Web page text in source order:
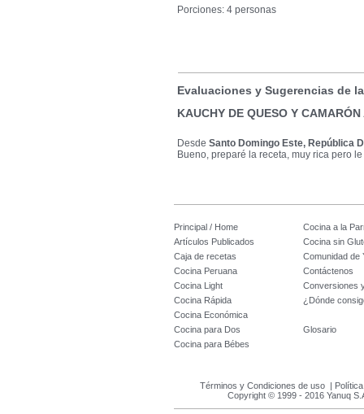
Porciones: 4 personas
Evaluaciones y Sugerencias de
KAUCHY DE QUESO Y
DesdeSanto Domingo Este, República
Bueno, preparé la receta, muy rica pero
Principal / Home
Cocina a la
Artículos Publicados
Cocina sin
Caja de recetas
Comunidad de
Cocina Peruana
Contáctenos
Cocina Light
Conversiones
Cocina Rápida
¿Dónde
Cocina Económica
Cocina para Dos
Glosario
Cocina para Bébes
Términos y Condiciones de uso |
Copyright © 1999 - 2016 Yanuq